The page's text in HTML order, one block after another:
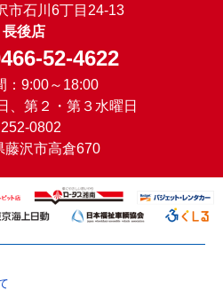
市石川6丁目24-13
長後店
52-4622
：9:00～18:00
、第２・第３水曜日
0802
藤沢市高倉670